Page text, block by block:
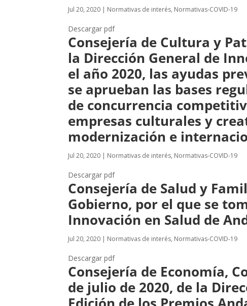
Jul 20, 2020 | Normativas de interés, Normativas-COVID-19
Descargar pdf
Consejería de Cultura y
la Dirección General de
el año 2020, las ayudas
se aprueban las bases
de concurrencia
empresas culturales y
modernización e
Jul 20, 2020 | Normativas de interés, Normativas-COVID-19
Descargar pdf
Consejería de Salud y
Gobierno, por el que se
Innovación en Salud de
Jul 20, 2020 | Normativas de interés, Normativas-COVID-19
Descargar pdf
Consejería de Economía,
de julio de 2020, de la